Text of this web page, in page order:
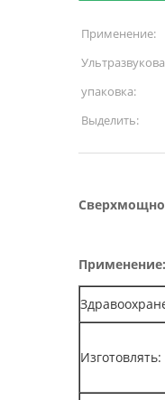
Применение:
упаковка:
Выделить:
Применение:
Изготовлять: